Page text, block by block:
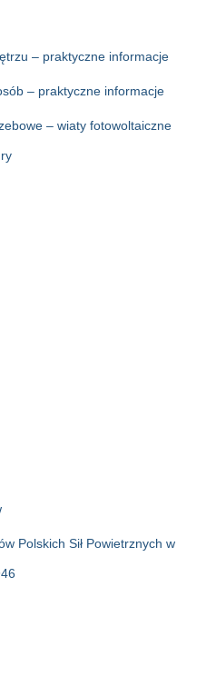
– praktyczne informacje
– praktyczne informacje
– wiaty fotowoltaiczne
Polskich Sił Powietrznych w